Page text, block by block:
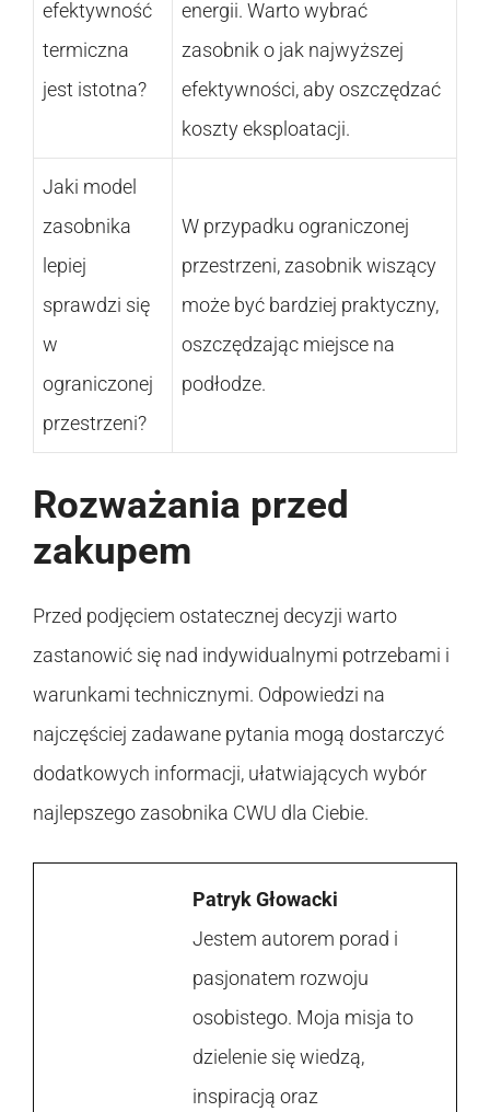
efektywność
termiczna
jest istotna?
energii. Warto wybrać
zasobnik o jak najwyższej
efektywności, aby oszczędzać
koszty eksploatacji.
Jaki model
zasobnika
lepiej
sprawdzi się
w
ograniczonej
przestrzeni?
W przypadku ograniczonej
przestrzeni, zasobnik wiszący
może być bardziej praktyczny,
oszczędzając miejsce na
podłodze.
Rozważania przed
zakupem
Przed podjęciem ostatecznej decyzji warto
zastanowić się nad indywidualnymi potrzebami i
warunkami technicznymi. Odpowiedzi na
najczęściej zadawane pytania mogą dostarczyć
dodatkowych informacji, ułatwiających wybór
najlepszego zasobnika CWU dla Ciebie.
Patryk Głowacki
Jestem autorem porad i
pasjonatem rozwoju
osobistego. Moja misja to
dzielenie się wiedzą,
inspiracją oraz